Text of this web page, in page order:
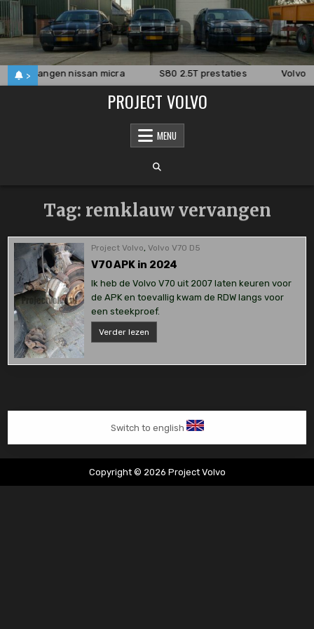
Skip
to
content
>
vervangen nissan micra S80 2.5T prestaties Volvo
PROJECT VOLVO
MENU
Tag: remklauw vervangen
Project Volvo,Volvo V70 D5
V70 APK in 2024
Ik heb de Volvo V70 uit 2007 laten keuren voor
de APK en toevallig kwam de RDW langs voor
een steekproef.
Verder lezen
APK
Switch to english
Copyright © 2026 Project Volvo